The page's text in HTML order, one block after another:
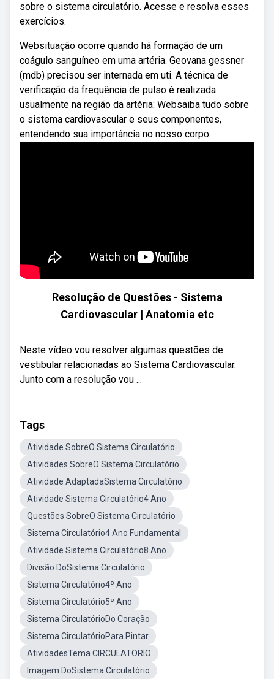
sobre o sistema circulatório. Acesse e resolva esses
exercícios.
Websituação ocorre quando há formação de um
coágulo sanguíneo em uma artéria. Geovana gessner
(mdb) precisou ser internada em uti. A técnica de
verificação da frequência de pulso é realizada
usualmente na região da artéria: Websaiba tudo sobre
o sistema cardiovascular e seus componentes,
entendendo sua importância no nosso corpo.
Resolução de Questões - Sistema
Cardiovascular | Anatomia etc
Neste vídeo vou resolver algumas questões de
vestibular relacionadas ao Sistema Cardiovascular.
Junto com a resolução vou ...
Tags
Atividade SobreO Sistema Circulatório
Atividades SobreO Sistema Circulatório
Atividade AdaptadaSistema Circulatório
Atividade Sistema Circulatório4 Ano
Questões SobreO Sistema Circulatório
Sistema Circulatório4 Ano Fundamental
Atividade Sistema Circulatório8 Ano
Divisão DoSistema Circulatório
Sistema Circulatório4º Ano
Sistema Circulatório5º Ano
Sistema CirculatórioDo Coração
Sistema CirculatórioPara Pintar
AtividadesTema CIRCULATORIO
Imagem DoSistema Circulatório